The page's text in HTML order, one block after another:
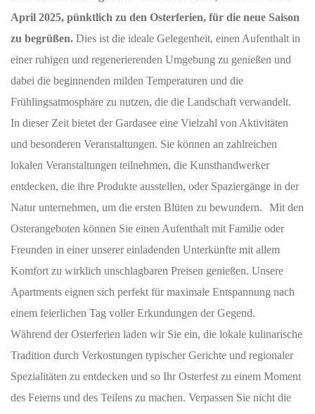
April 2025, pünktlich zu den Osterferien, für die neue Saison
zu begrüßen. Dies ist die ideale Gelegenheit, einen Aufenthalt in
einer ruhigen und regenerierenden Umgebung zu genießen und
dabei die beginnenden milden Temperaturen und die
Frühlingsatmosphäre zu nutzen, die die Landschaft verwandelt.
In dieser Zeit bietet der Gardasee eine Vielzahl von Aktivitäten
und besonderen Veranstaltungen. Sie können an zahlreichen
lokalen Veranstaltungen teilnehmen, die Kunsthandwerker
entdecken, die ihre Produkte ausstellen, oder Spaziergänge in der
Natur unternehmen, um die ersten Blüten zu bewundern. Mit den
Osterangeboten können Sie einen Aufenthalt mit Familie oder
Freunden in einer unserer einladenden Unterkünfte mit allem
Komfort zu wirklich unschlagbaren Preisen genießen. Unsere
Apartments eignen sich perfekt für maximale Entspannung nach
einem feierlichen Tag voller Erkundungen der Gegend.
Während der Osterferien laden wir Sie ein, die lokale kulinarische
Tradition durch Verkostungen typischer Gerichte und regionaler
Spezialitäten zu entdecken und so Ihr Osterfest zu einem Moment
des Feierns und des Teilens zu machen. Verpassen Sie nicht die